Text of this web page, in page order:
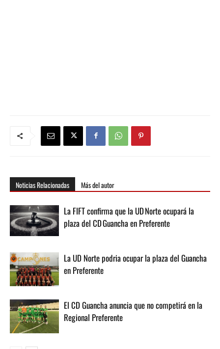
Noticias Relacionadas Más del autor
La FIFT confirma que la UD Norte ocupará la
plaza del CD Guancha en Preferente
La UD Norte podria ocupar la plaza del Guancha
en Preferente
El CD Guancha anuncia que no competirá en la
Regional Preferente